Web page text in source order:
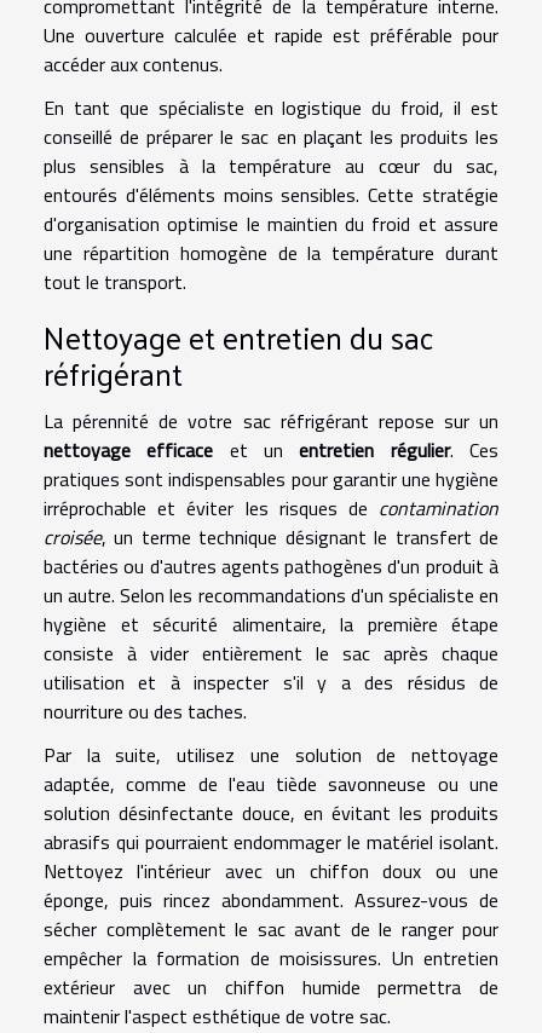
compromettant l'intégrité de la température interne.
Une ouverture calculée et rapide est préférable pour
accéder aux contenus.
En tant que spécialiste en logistique du froid, il est
conseillé de préparer le sac en plaçant les produits les
plus sensibles à la température au cœur du sac,
entourés d'éléments moins sensibles. Cette stratégie
d'organisation optimise le maintien du froid et assure
une répartition homogène de la température durant
tout le transport.
Nettoyage et entretien du sac
réfrigérant
La pérennité de votre sac réfrigérant repose sur un
nettoyage efficace et unentretien régulier. Ces
pratiques sont indispensables pour garantir une hygiène
irréprochable et éviter les risques de contamination
croisée, un terme technique désignant le transfert de
bactéries ou d'autres agents pathogènes d'un produit à
un autre. Selon les recommandations d'un spécialiste en
hygiène et sécurité alimentaire, la première étape
consiste à vider entièrement le sac après chaque
utilisation et à inspecter s'il y a des résidus de
nourriture ou des taches.
Par la suite, utilisez une solution de nettoyage
adaptée, comme de l'eau tiède savonneuse ou une
solution désinfectante douce, en évitant les produits
abrasifs qui pourraient endommager le matériel isolant.
Nettoyez l'intérieur avec un chiffon doux ou une
éponge, puis rincez abondamment. Assurez-vous de
sécher complètement le sac avant de le ranger pour
empêcher la formation de moisissures. Un entretien
extérieur avec un chiffon humide permettra de
maintenir l'aspect esthétique de votre sac.